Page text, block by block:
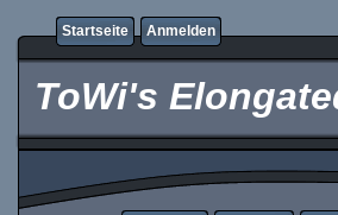
Startseite Anmelden
ToWi's